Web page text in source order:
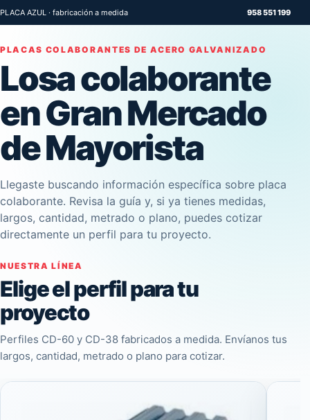
PLACA AZUL · fabricación a medida 958 551 199
PLACAS COLABORANTES DE ACERO GALVANIZADO
Losa colaborante
en Gran Mercado
de Mayorista
Llegaste buscando información específica sobre placa
colaborante. Revisa la guía y, si ya tienes medidas,
largos, cantidad, metrado o plano, puedes cotizar
directamente un perfil para tu proyecto.
NUESTRA LÍNEA
Elige el perfil para tu
proyecto
Perfiles CD-60 y CD-38 fabricados a medida. Envíanos tus
largos, cantidad, metrado o plano para cotizar.